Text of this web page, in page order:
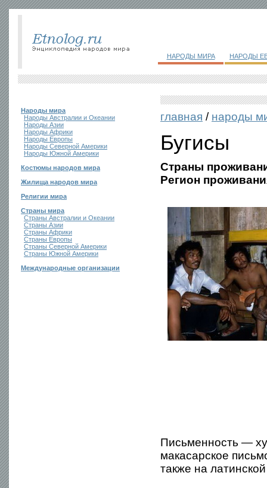
НАРОДЫ МИРА НАРОДЫ
Народы мира
Народы Австралии и Океании
Народы Азии
Народы Африки
Народы Европы
Народы Северной Америки
Народы Южной Америки
Костюмы народов мира
Жилища народов мира
Религии мира
Страны мира
Страны Австралии и Океании
Страны Азии
Страны Африки
Страны Европы
Страны Северной Америки
Страны Южной Америки
Международные организации
главная / народы
Бугисы
Страны
Регион
Письменность —
макасарское
также на